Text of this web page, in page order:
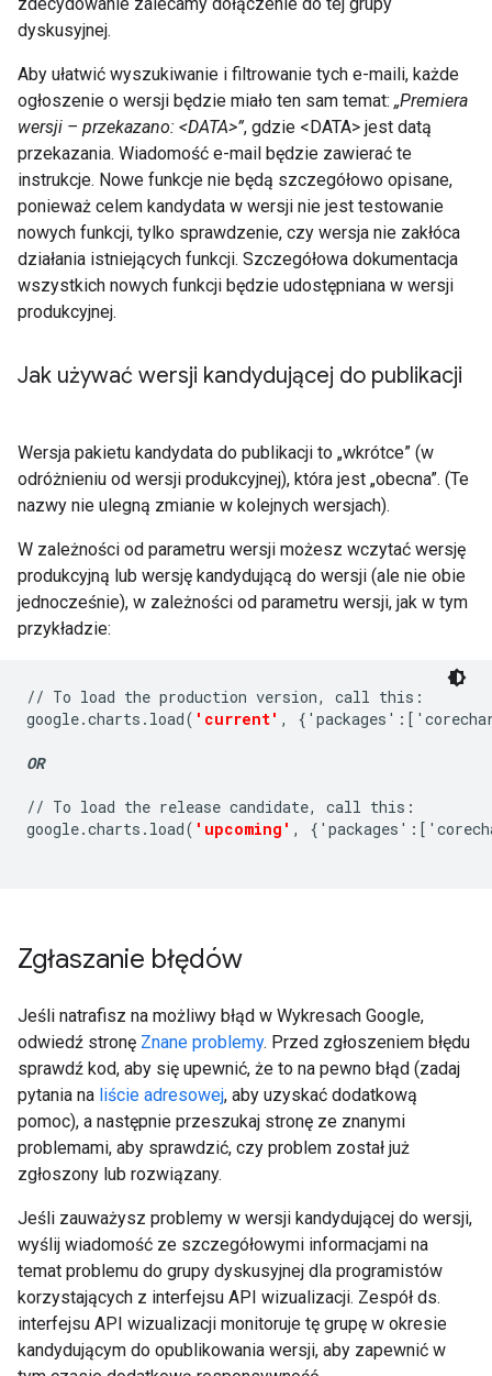
dyskusyjnej.
Aby ułatwić wyszukiwanie i filtrowanie tych e-maili, każde
ogłoszenie o wersji będzie miało ten sam temat: „Premiera
wersji – przekazano: <DATA>”, gdzie <DATA> jest datą
przekazania. Wiadomość e-mail będzie zawierać te
instrukcje. Nowe funkcje nie będą szczegółowo opisane,
ponieważ celem kandydata w wersji nie jest testowanie
nowych funkcji, tylko sprawdzenie, czy wersja nie zakłóca
działania istniejących funkcji. Szczegółowa dokumentacja
wszystkich nowych funkcji będzie udostępniana w wersji
produkcyjnej.
Jak używać wersji kandydującej do publikacji
Wersja pakietu kandydata do publikacji to „wkrótce” (w
odróżnieniu od wersji produkcyjnej), która jest „obecna”. (Te
nazwy nie ulegną zmianie w kolejnych wersjach).
W zależności od parametru wersji możesz wczytać wersję
produkcyjną lub wersję kandydującą do wersji (ale nie obie
jednocześnie), w zależności od parametru wersji, jak w tym
przykładzie:
// To load the production version, call this:
google.charts.load( 'current' ,
OR
// To load the release candidate, call this:
google.charts.load( 'upcoming' ,
Zgłaszanie błędów
Jeśli natrafisz na możliwy błąd w Wykresach Google,
odwiedź stronę Znane problemy. Przed zgłoszeniem błędu
sprawdź kod, aby się upewnić, że to na pewno błąd (zadaj
pytania na liście adresowej, aby uzyskać dodatkową
pomoc), a następnie przeszukaj stronę ze znanymi
problemami, aby sprawdzić, czy problem został już
zgłoszony lub rozwiązany.
Jeśli zauważysz problemy w wersji kandydującej do wersji,
wyślij wiadomość ze szczegółowymi informacjami na
temat problemu do grupy dyskusyjnej dla programistów
korzystających z interfejsu API wizualizacji. Zespół ds.
interfejsu API wizualizacji monitoruje tę grupę w okresie
kandydującym do opublikowania wersji, aby zapewnić w